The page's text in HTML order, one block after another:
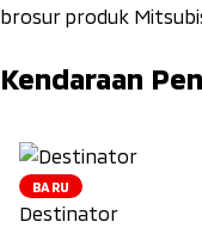
brosur produk
Kendaraan
BARU
Destinator